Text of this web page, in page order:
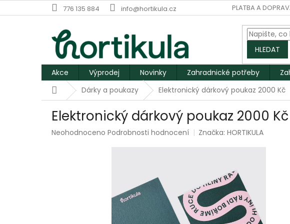
na
776 135 884 info@hortikula.cz PLATBA A
HLEDAT
Akce Výprodej Novinky Zahradnické potřeby
DomůDárky a poukazy Elektronický dárkový poukaz 2000 Kč
Elektronický dárkový poukaz 2000 Kč
Průměrné
Neohodnoceno Podrobnosti hodnocení Značka:HORTIKULA